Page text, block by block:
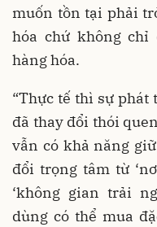
muốn tồn tại phải
hóa chứ không
hàng hóa.
“Thực tế thì sự
đã thay đổi thói
vẫn có khả năng
đổi trọng tâm từ
‘không gian trải
dùng có thể mua